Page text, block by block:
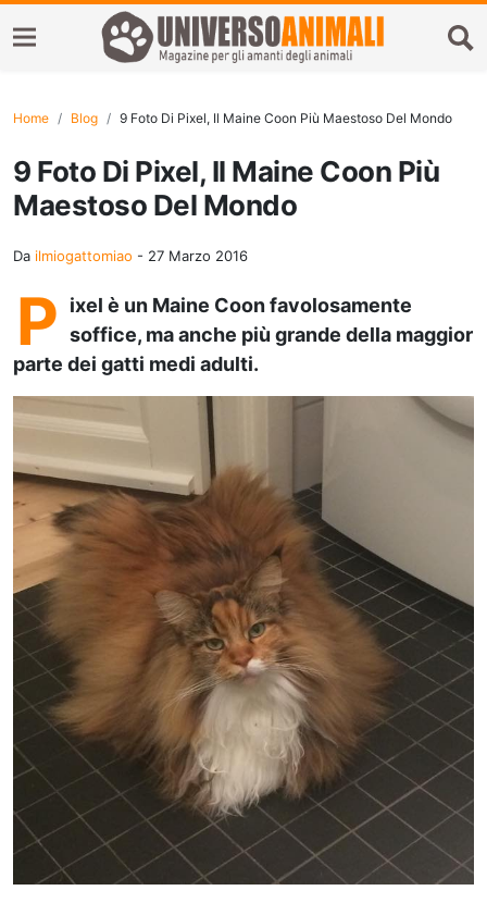
Home Blog 9 Foto Di Pixel, Il Maine Coon Più Maestoso Del Mondo
9 Foto Di Pixel, Il Maine Coon Più
Maestoso Del Mondo
Da ilmiogattomiao - 27 Marzo 2016
P ixel è un Maine Coon favolosamente
soffice, ma anche più grande della maggior
parte dei gatti medi adulti.